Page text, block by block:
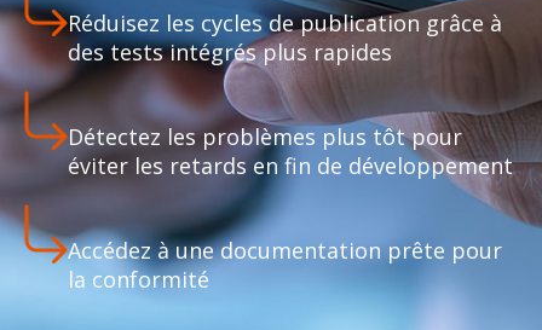
Réduisez les cycles de publication grâce à
des tests intégrés plus rapides
Détectez les problèmes plus tôt pour
éviter les retards en fin de développement
Accédez à une documentation prête pour
la conformité